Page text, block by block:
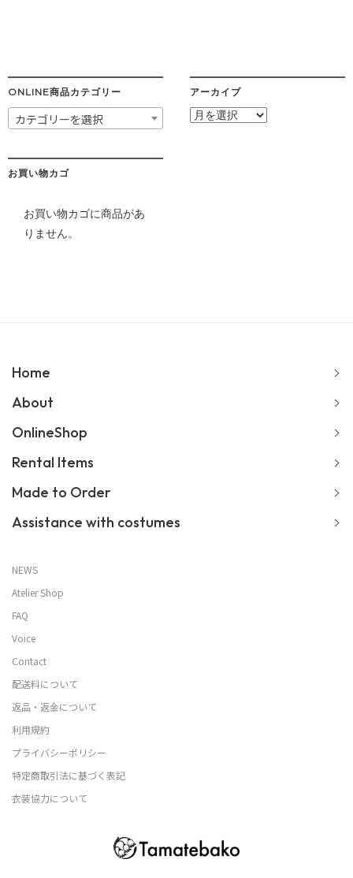
ONLINE商品カテゴリー
カテゴリーを選択
アーカイブ
ア
お買い物カゴ
お買い物カゴに商品があ
りません。
Home
About
OnlineShop
Rental Items
Made to Order
Assistance with costumes
NEWS
Atelier Shop
FAQ
Voice
Contact
配送料について
返品・返金について
利用規約
プライバシーポリシー
特定商取引法に基づく表記
衣装協力について